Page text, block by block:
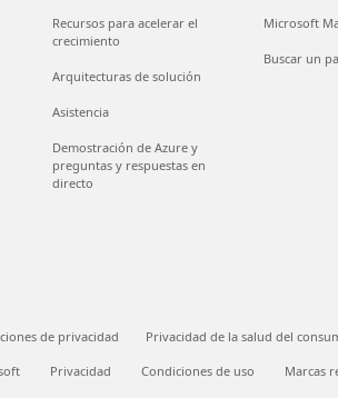
Recursos para acelerar el
crecimiento
Arquitecturas de solución
Asistencia
Demostración de Azure y
preguntas y respuestas en
directo
Microsoft
Buscar un
de privacidad Privacidad de la salud del
Privacidad Condiciones de uso Marcas